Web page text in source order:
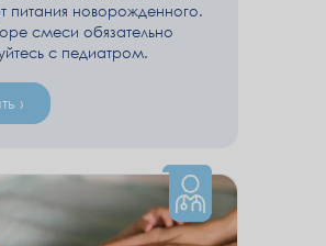
питания новорожденного.
смеси обязательно
с педиатром.
›